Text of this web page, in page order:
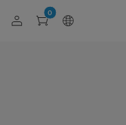
0